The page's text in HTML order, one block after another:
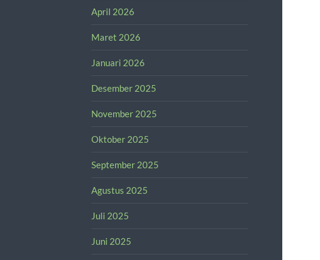
April 2026
Maret 2026
Januari 2026
Desember 2025
November 2025
Oktober 2025
September 2025
Agustus 2025
Juli 2025
Juni 2025